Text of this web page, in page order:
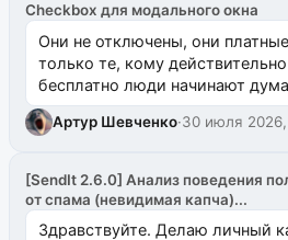
Checkbox для модального окна
Они не отключены, они
только те, кому
бесплатно люди начинают
Артур Шевченко·30 июля
[SendIt 2.6.0] Анализ поведения
от спама (невидимая капча)...
Здравствуйте. Делаю личный